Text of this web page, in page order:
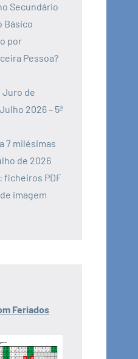
Secundário
Básico
por
Pessoa?
Juro de
2026 – 5ª
7 milésimas
de 2026
ficheiros PDF
imagem
Feriados